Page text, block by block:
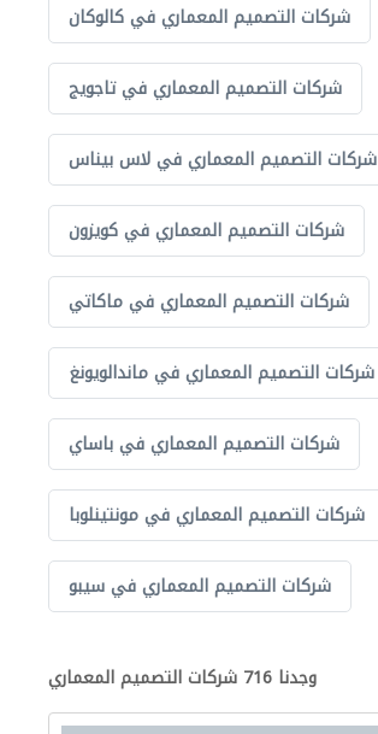
شركات التصميم المعماري في كالوكان
شركات التصميم المعماري في تاجويج
شركات التصميم المعماري في لاس بيناس
شركات التصميم المعماري في كويزون
شركات التصميم المعماري في ماكاتي
شركات التصميم المعماري في ماندالويونغ
شركات التصميم المعماري في باساي
شركات التصميم المعماري في مونتينلوبا
شركات التصميم المعماري في سيبو
وجدنا 716 شركات التصميم المعماري